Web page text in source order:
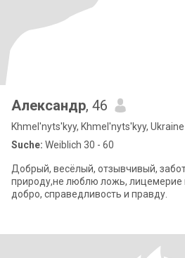
Александр, 46
Khmel'nyts'kyy, Khmel'nyts'kyy, Ukraine
Suche: Weiblich 30 - 60
Добрый, весёлый, отзывчивый,
природу,не люблю ложь,
добро, справедливость и правду.